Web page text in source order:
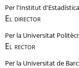
Per l'Institut
El director
Per la Universitat
El rector
Per la Universitat de